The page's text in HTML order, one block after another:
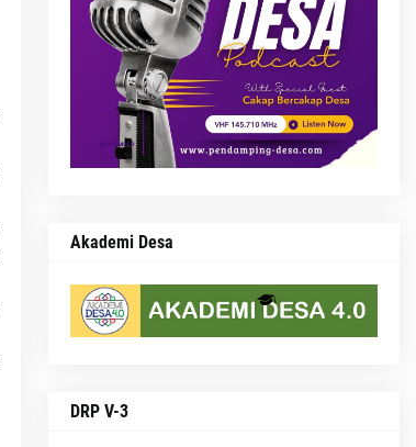
Akademi Desa
DRP V-3